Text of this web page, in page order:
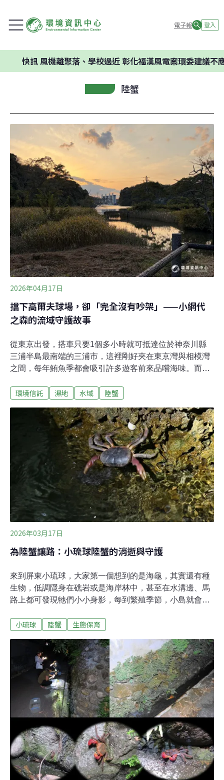
電子報 登入
風機離聚落、學校過近 彰化福漢風電案環委建議不應開發
陸蟹
2026年04月17日
擋下高爾夫球場，卻「完全沒有吵架」——小網代
之森的流域守護故事
從東京出發，搭車只要1個多小時就可抵達位於神奈川縣
三浦半島最南端的三浦市，這裡剛好夾在東京灣與相模灣
之間，每年鮪魚季都會吸引許多遊客前來品嚐海味。而遊
東地區首都圈，唯一保留了「森林—濕地—潮間帶—海
森）。坐擁森林、濕地、海洋景緻三浦市民中心的二樓，
展示著小網代之森的緣起與生態介紹，佈告欄上貼著被稱
為「山蟹」的紅螯螳臂蟹（アカテガニ，下稱赤手螃蟹）
照片，桌上陳列販售附近店家製作的陶器紀念品，以及小
網代之森NPO的手作小物。小網代之森占地約70公頃，是
關東地區唯一完整保留「森林—濕地—潮間帶—海洋」流
域生態系的地域，這裡由神奈川縣、三浦市、神奈川綠地
信託基金會，以及NPO法人小網代野外活動協調會議四
方，依據正式協定共同管理。「當時覺得就叫森林吧，有
一種全部都是森林的感覺。」自稱「地方老爺爺」的導覽
環境信託 濕地 水域 陸蟹
2026年03月17日
為陸蟹讓路：小琉球陸蟹的消逝與守護
來到屏東小琉球，大家第一個想到的是海龜，其實還有種
生物，低調隱身在礁岩或是海岸林中，甚至在水溝邊、馬
路上都可發現牠們小小身影，每到繁殖季節，小島就會上
如何為陸蟹讓路，幫牠們尋求一條活路。月色下，大腹便
牠選定適合的位置站穩腳步，等待一波海浪到來，就會奮
力擺動身體，把腹部的卵團拋向海水之中，即使已經從海
洋演化在陸地生活，陸蟹的幼蟲還是必須回到海水中發育
成長，每年五月到九月的繁殖期 ，抱卵的母蟹會從棲息的
海岸林出發，來到海邊生產，這一路上要克服層層關卡。
尤其遇到了暑假旅遊旺季，島上湧進一波波的遊客，臨海
而建的環島公路 ，成為陸蟹必須橫越的死亡之路，只要一
不小心就會命喪車輪下；這是台灣各地陸蟹面臨的生存困
境，而小琉球的居民也注意到這個問題。小琉球陸蟹遭路
殺 民間發起護蟹行動民宿業者王添正長期關注小琉
小琉球 陸蟹 生態保育